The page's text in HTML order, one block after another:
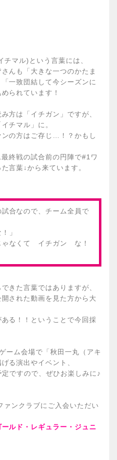
マル)という言葉には、
んも「大きな一つのかたま
一致団結して今シーズンに
られています！
方は「イチガン」ですが、
チマル」に。
ンの方はご存じ…！？かもし
終戦の試合前の円陣で#1ワ
言葉↓から来ています。
合なので、チーム全員で
」
なくて イチガン な！
きた言葉ではありますが、
された動画を見た方から大
る！！ということで今回採
ーム会場で「秋田一丸（アキ
る演出やイベント、
ですので、ぜひお楽しみに♪
ンクラブにご入会いただい
ールド・レギュラー・ジュニ